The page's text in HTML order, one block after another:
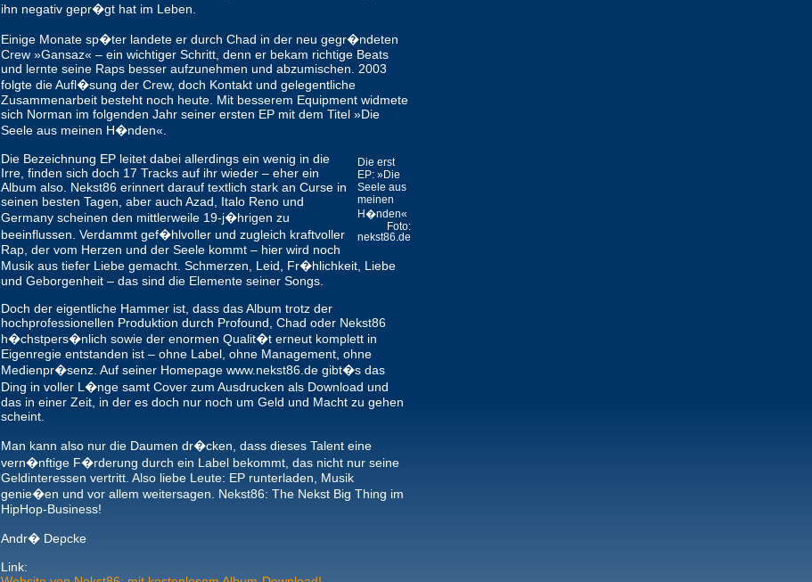
ihn negativ gepr�gt hat im Leben.
Einige Monate sp�ter landete er durch Chad in der neu gegr�ndeten
Crew »Gansaz« – ein wichtiger Schritt, denn er bekam richtige Beats
und lernte seine Raps besser aufzunehmen und abzumischen. 2003
folgte die Aufl�sung der Crew, doch Kontakt und gelegentliche
Zusammenarbeit besteht noch heute. Mit besserem Equipment widmete
sich Norman im folgenden Jahr seiner ersten EP mit dem Titel »Die
Seele aus meinen H�nden«.
Die erst
EP: »Die
Seele aus
meinen
H�nden«
Foto:
nekst86.de
Die Bezeichnung EP leitet dabei allerdings ein wenig in die
Irre, finden sich doch 17 Tracks auf ihr wieder – eher ein
Album also. Nekst86 erinnert darauf textlich stark an Curse in
seinen besten Tagen, aber auch Azad, Italo Reno und
Germany scheinen den mittlerweile 19-j�hrigen zu
beeinflussen. Verdammt gef�hlvoller und zugleich kraftvoller
Rap, der vom Herzen und der Seele kommt – hier wird noch
Musik aus tiefer Liebe gemacht. Schmerzen, Leid, Fr�hlichkeit, Liebe
und Geborgenheit – das sind die Elemente seiner Songs.
Doch der eigentliche Hammer ist, dass das Album trotz der
hochprofessionellen Produktion durch Profound, Chad oder Nekst86
h�chstpers�nlich sowie der enormen Qualit�t erneut komplett in
Eigenregie entstanden ist – ohne Label, ohne Management, ohne
Medienpr�senz. Auf seiner Homepage www.nekst86.de gibt�s das
Ding in voller L�nge samt Cover zum Ausdrucken als Download und
das in einer Zeit, in der es doch nur noch um Geld und Macht zu gehen
scheint.
Man kann also nur die Daumen dr�cken, dass dieses Talent eine
vern�nftige F�rderung durch ein Label bekommt, das nicht nur seine
Geldinteressen vertritt. Also liebe Leute: EP runterladen, Musik
genie�en und vor allem weitersagen. Nekst86: The Nekst Big Thing im
HipHop-Business!
Andr� Depcke
Link: